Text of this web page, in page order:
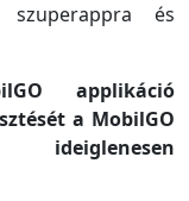
és
applikáció
a MobilGO